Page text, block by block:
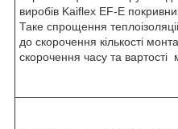
виробів Kaiflex EF-E
Таке спрощення
до скорочення кількості
скорочення часу та вартості